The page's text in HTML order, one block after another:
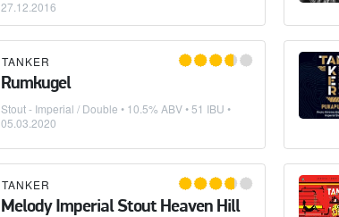
27.12.2016
TANKER
Rumkugel
Stout - Imperial / Double • 10.5% ABV • 51 IBU •
05.03.2020
TANKER
Melody Imperial Stout Heaven Hill